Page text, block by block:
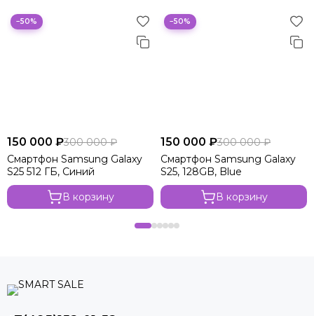
−50%
150 000 ₽300 000 ₽
Смартфон Samsung Galaxy
S25 512 ГБ, Синий
В корзину
−50%
150 000 ₽300 000 ₽
Смартфон Samsung Galaxy
S25, 128GB, Blue
В корзину